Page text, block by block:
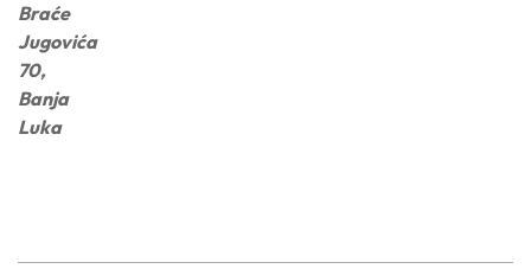
Braće
Jugovića
70,
Banja
Luka